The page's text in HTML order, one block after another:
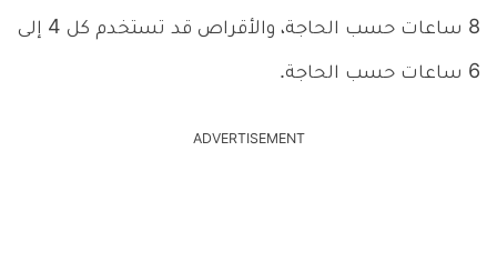
8 ساعات حسب الحاجة، والأقراص قد تستخدم كل 4 إلى
6 ساعات حسب الحاجة.
ADVERTISEMENT